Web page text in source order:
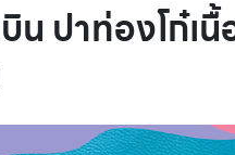
น ปาท่องโก๋เ